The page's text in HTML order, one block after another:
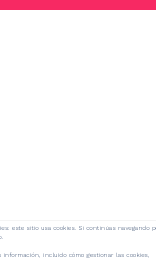
este sitio usa cookies. Si continúas navegando
información, incluido cómo gestionar las cookies,